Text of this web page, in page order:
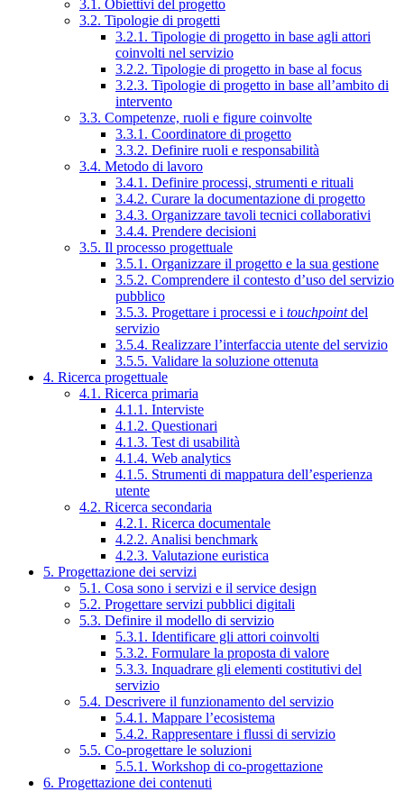
3.1. Obiettivi del progetto
3.2. Tipologie di progetti
3.2.1. Tipologie di progetto in base agli attori
coinvolti nel servizio
3.2.2. Tipologie di progetto in base al focus
3.2.3. Tipologie di progetto in base all’ambito di
intervento
3.3. Competenze, ruoli e figure coinvolte
3.3.1. Coordinatore di progetto
3.3.2. Definire ruoli e responsabilità
3.4. Metodo di lavoro
3.4.1. Definire processi, strumenti e rituali
3.4.2. Curare la documentazione di progetto
3.4.3. Organizzare tavoli tecnici collaborativi
3.4.4. Prendere decisioni
3.5. Il processo progettuale
3.5.1. Organizzare il progetto e la sua gestione
3.5.2. Comprendere il contesto d’uso del servizio
pubblico
3.5.3. Progettare i processi e i touchpointdel
servizio
3.5.4. Realizzare l’interfaccia utente del servizio
3.5.5. Validare la soluzione ottenuta
4. Ricerca progettuale
4.1. Ricerca primaria
4.1.1. Interviste
4.1.2. Questionari
4.1.3. Test di usabilità
4.1.4. Web analytics
4.1.5. Strumenti di mappatura dell’esperienza
utente
4.2. Ricerca secondaria
4.2.1. Ricerca documentale
4.2.2. Analisi benchmark
4.2.3. Valutazione euristica
5. Progettazione dei servizi
5.1. Cosa sono i servizi e il service design
5.2. Progettare servizi pubblici digitali
5.3. Definire il modello di servizio
5.3.1. Identificare gli attori coinvolti
5.3.2. Formulare la proposta di valore
5.3.3. Inquadrare gli elementi costitutivi del
servizio
5.4. Descrivere il funzionamento del servizio
5.4.1. Mappare l’ecosistema
5.4.2. Rappresentare i flussi di servizio
5.5. Co-progettare le soluzioni
5.5.1. Workshop di co-progettazione
6. Progettazione dei contenuti